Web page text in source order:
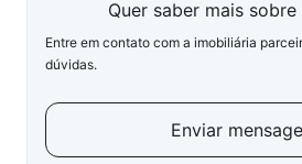
Quer saber mais
Entre em contato com a imobiliária
dúvidas.
Enviar